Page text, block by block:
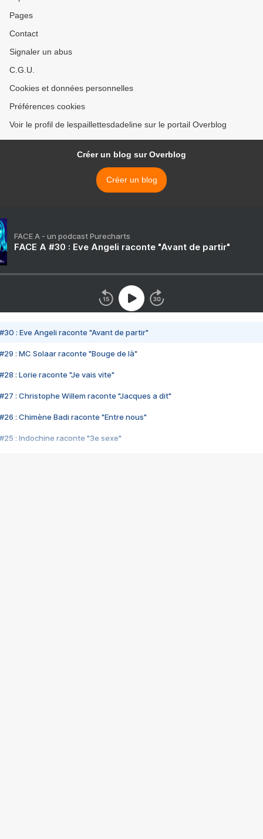
Pages
Contact
Signaler un abus
C.G.U.
Cookies et données personnelles
Préférences cookies
Voir le profil de lespaillettesdadeline sur le portail Overblog
Créer un blog sur Overblog
Créer un blog
FACE A - un podcast Purecharts
FACE A #30 : Eve Angeli raconte "Avant de partir"
#30 : Eve Angeli raconte "Avant de partir"
#29 : MC Solaar raconte "Bouge de là"
#28 : Lorie raconte "Je vais vite"
#27 : Christophe Willem raconte "Jacques a dit"
#26 : Chimène Badi raconte "Entre nous"
#25 : Indochine raconte "3e sexe"